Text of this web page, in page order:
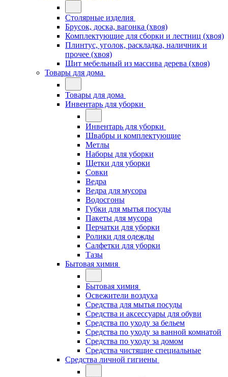
Столярные изделия
Брусок, доска, вагонка (хвоя)
Комплектующие для сборки и лестниц (хвоя)
Плинтус, уголок, раскладка, наличник и
прочее (хвоя)
Щит мебельный из массива дерева (хвоя)
Товары для дома
Товары для дома
Инвентарь для уборки
Инвентарь для уборки
Швабры и комплектующие
Метлы
Наборы для уборки
Щетки для уборки
Совки
Ведра
Ведра для мусора
Водосгоны
Губки для мытья посуды
Пакеты для мусора
Перчатки для уборки
Ролики для одежды
Салфетки для уборки
Тазы
Бытовая химия
Бытовая химия
Освежители воздуха
Средства для мытья посуды
Средства и аксессуары для обуви
Средства по уходу за бельем
Средства по уходу за ванной комнатой
Средства по уходу за домом
Средства чистящие специальные
Средства личной гигиены